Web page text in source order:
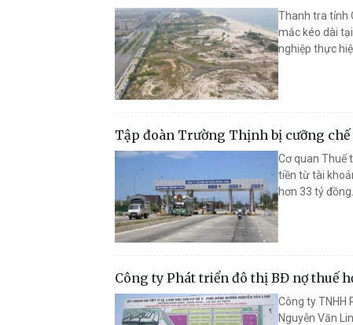
Thanh tra tỉnh
mắc kéo dài
nghiệp thực
Tập đoàn Trường Thịnh bị cưỡng chế
Cơ quan Thuế
tiền từ tài
hơn 33 tỷ đồng.
Công ty Phát triển đô thị BĐ nợ thuế
Công ty TNHH
Nguyễn Văn